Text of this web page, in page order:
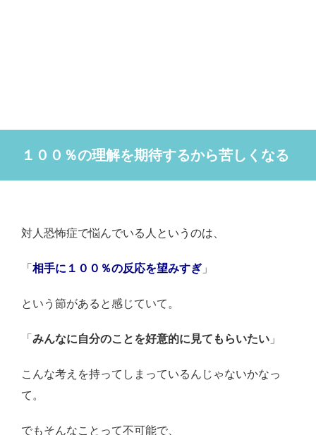
１００％の理解を期待するから苦しくなる
対人恐怖症で悩んでいる人というのは、
「 相手に１００％の反応を望みすぎ 」
という節があると感じていて。
「 みんなに自分のことを好意的に見てもらいたい 」
こんな考えを持ってしまっているんじゃないかなっ
て。
でもそんなことって不可能で、